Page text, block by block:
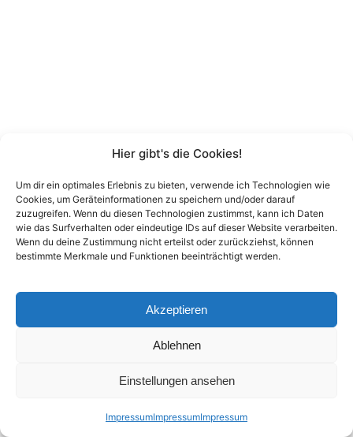
Hier gibt's die Cookies!
Um dir ein optimales Erlebnis zu bieten, verwende ich Technologien wie
Cookies, um Geräteinformationen zu speichern und/oder darauf
zuzugreifen. Wenn du diesen Technologien zustimmst, kann ich Daten
wie das Surfverhalten oder eindeutige IDs auf dieser Website verarbeiten.
Wenn du deine Zustimmung nicht erteilst oder zurückziehst, können
bestimmte Merkmale und Funktionen beeinträchtigt werden.
Akzeptieren
Ablehnen
Einstellungen ansehen
ImpressumImpressumImpressum